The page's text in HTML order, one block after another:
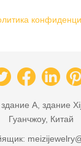
A, здание
Гуанчжоу, Китай